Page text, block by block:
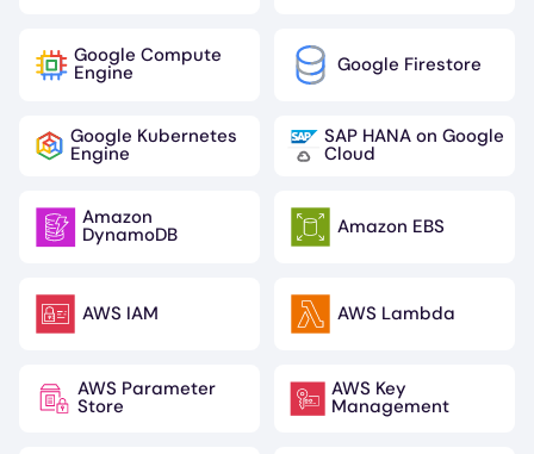
Image
Google Compute
Engine ImageGoogle Firestore
Image
Google Kubernetes
Engine Image
SAP HANA on Google
Cloud
Image
Amazon
DynamoDB ImageAmazon EBS
ImageAWS IAM ImageAWS Lambda
Image
AWS Parameter
Store Image
AWS Key
Management